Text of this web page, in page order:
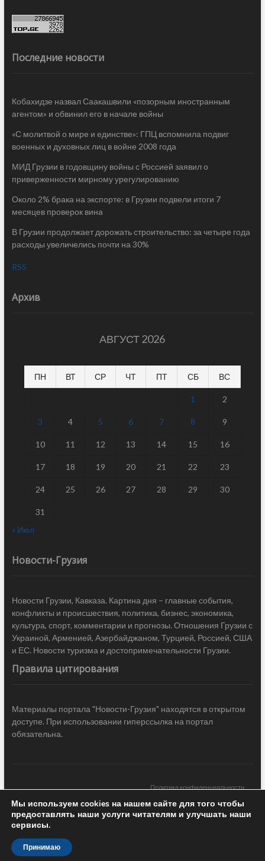
Последние новости
Кобахидзе назвал Саакашвили «позорным иностранным
агентом» и обвинил его в начале войны
«С молитвой о мире и единстве»: ГПЦ вспомнила подвиг
военных и духовных лиц в войне 2008 года
МИД Грузии в годовщину войны с Россией заявил о
приверженности мирному урегулированию
Около 2% брака на экспорте: в Грузии подвели итоги 7
месяцев проверок вина
В Грузии продолжает дорожать строительство: за четыре года
расходы увеличелись почти на 30%
RSS
Архив
АВГУСТ 2026
ПН ВТ СР ЧТ ПТ СБ ВС
1 2
3 4 5 6 7 8 9
10 11 12 13 14 15 16
17 18 19 20 21 22 23
24 25 26 27 28 29 30
31
« Июл
Новости-Грузия
Новости Грузии, Кавказа. Картина дня – главные события,
конфликты и происшествия, политика, бизнес, экономика,
культура, спорт, комментарии и прогнозы. Отношения Грузии с
Украиной, Арменией, Азербайджаном, Турцией, Россией, США
и ЕС. Новости туризма и достопримечательности Грузии.
Правила цитирования
Материалы портала "Новости-Грузия" находятся в открытом
доступе. При использовании гиперссылка на портал
обязательна.
Политика конфиденциальности
Новости Грузии| Black Sea Press LTD © 2020 All Rights Reserved /
Design & development —
Мы используем cookies на нашем сайте для того чтобы
предоставлять наши услуги читателям и улучшать наши
сервисы.
Принимаю